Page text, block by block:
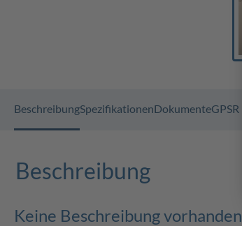
BeschreibungSpezifikationenDokumenteGPSR
Beschreibung
Keine Beschreibung vorhanden